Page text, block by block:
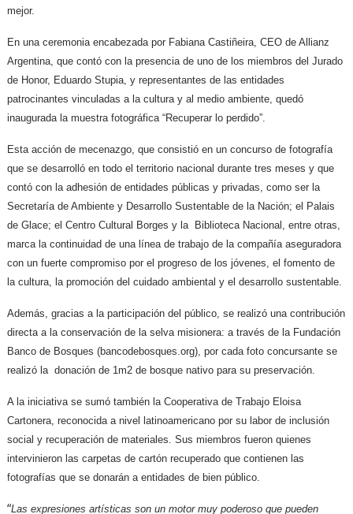
mejor.
En una ceremonia encabezada por Fabiana Castiñeira, CEO de Allianz
Argentina, que contó con la presencia de uno de los miembros del Jurado
de Honor, Eduardo Stupia, y representantes de las entidades
patrocinantes vinculadas a la cultura y al medio ambiente, quedó
inaugurada la muestra fotográfica “Recuperar lo perdido”.
Esta acción de mecenazgo, que consistió en un concurso de fotografía
que se desarrolló en todo el territorio nacional durante tres meses y que
contó con la adhesión de entidades públicas y privadas, como ser la
Secretaría de Ambiente y Desarrollo Sustentable de la Nación; el Palais
de Glace; el Centro Cultural Borges y la Biblioteca Nacional, entre otras,
marca la continuidad de una línea de trabajo de la compañía aseguradora
con un fuerte compromiso por el progreso de los jóvenes, el fomento de
la cultura, la promoción del cuidado ambiental y el desarrollo sustentable.
Además, gracias a la participación del público, se realizó una contribución
directa a la conservación de la selva misionera: a través de la Fundación
Banco de Bosques (bancodebosques.org), por cada foto concursante se
realizó la donación de 1m2 de bosque nativo para su preservación.
A la iniciativa se sumó también la Cooperativa de Trabajo Eloisa
Cartonera, reconocida a nivel latinoamericano por su labor de inclusión
social y recuperación de materiales. Sus miembros fueron quienes
intervinieron las carpetas de cartón recuperado que contienen las
fotografías que se donarán a entidades de bien público.
“Las expresiones artísticas son un motor muy poderoso que pueden